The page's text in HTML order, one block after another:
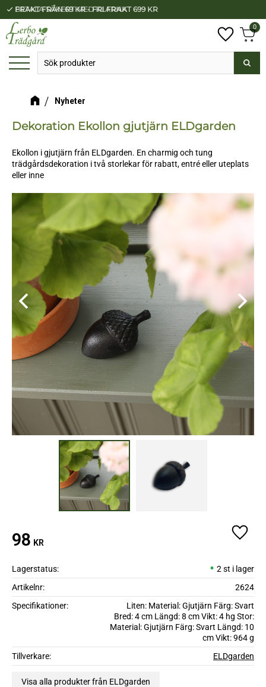
Meny
check FRAKT FRÅN 69 KR - FRI FRAKT 699 KR
check BETALA SÄKERT MED KLARNA
0
Nyheter
Dekoration Ekollon gjutjärn ELDgarden
Ekollon i gjutjärn från ELDgarden. En charmig och tung
trädgårdsdekoration i två storlekar för rabatt, entré eller uteplats
eller inne
98 KR Lägg
Lagerstatus
2 st i lager
Artikelnr
2624
Specifikationer
Liten: Material: Gjutjärn Färg: Svart
Bred: 4 cm Längd: 8 cm Vikt: 4 hg Stor:
Material: Gjutjärn Färg: Svart Längd: 10
cm Vikt: 964 g
Tillverkare
ELDgarden
Visa alla produkter från ELDgarden